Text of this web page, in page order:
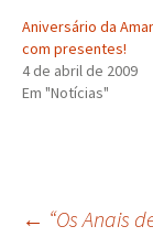
Aniversário da
com presentes!
4 de abril de 2009
Em "Notícias"
← “Os Anais